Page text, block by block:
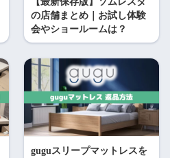
の店舗まとめ｜お試し体験
会やショールームは？
guguスリープマットレスを